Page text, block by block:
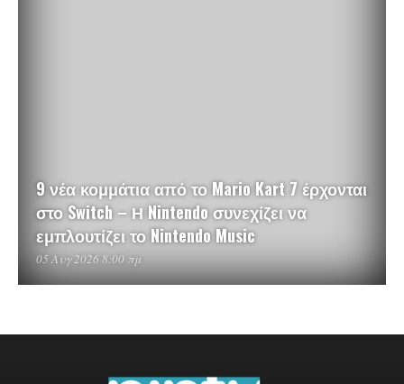
9 νέα κομμάτια από το Mario Kart 7 έρχονται
στο Switch – Η Nintendo συνεχίζει να
εμπλουτίζει το Nintendo Music
05 Αυγ 2026 8:00 πμ